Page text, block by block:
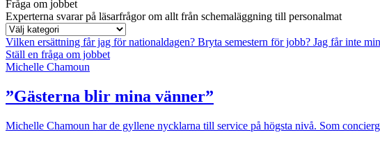
Fråga om jobbet
Experterna svarar på läsarfrågor om allt från schemaläggning till personalmat
Vilken ersättning får jag för nationaldagen? Bryta semestern för jobb? Jag får inte
Ställ en fråga om jobbet
Michelle Chamoun
”Gästerna blir mina vänner”
Michelle Chamoun har de gyllene nycklarna till service på högsta nivå. Som